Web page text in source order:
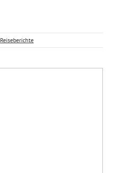
Reiseberichte